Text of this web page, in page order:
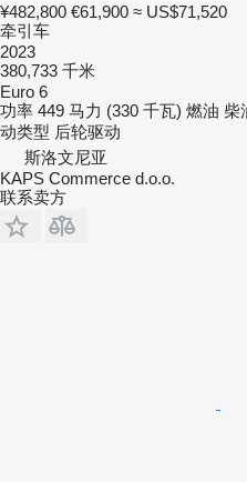
¥482,800 €61,900 ≈ US$71,520
牵引车
2023
380,733 千米
Euro 6
功率 449 马力 (330 千瓦) 燃油 柴
动类型 后轮驱动
斯洛文尼亚
KAPS Commerce d.o.o.
联系卖方